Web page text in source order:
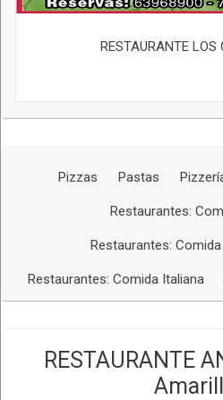
RESTAURANTE LOS
Pizzas Pastas
Restaurantes:
Restaurantes:
Restaurantes: Comida Italiana
RESTAURANTE